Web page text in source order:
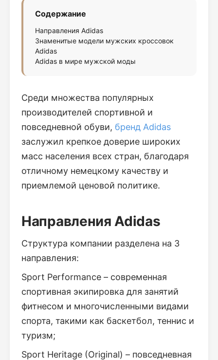
Содержание
Направления Adidas
Знаменитые модели мужских кроссовок
Adidas
Adidas в мире мужской моды
Среди множества популярных
производителей спортивной и
повседневной обуви, бренд Adidas
заслужил крепкое доверие широких
масс населения всех стран, благодаря
отличному немецкому качеству и
приемлемой ценовой политике.
Направления Adidas
Структура компании разделена на 3
направления:
Sport Performance – современная
спортивная экипировка для занятий
фитнесом и многочисленными видами
спорта, такими как баскетбол, теннис и
туризм;
Sport Heritage (Original) – повседневная